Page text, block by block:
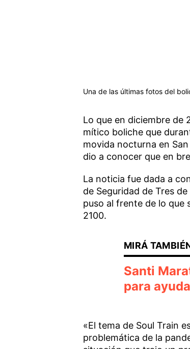
Una de las últimas fotos del
Lo que en diciembre de
mítico boliche que
movida nocturna en
dio a conocer que en
La noticia fue dada a
de Seguridad de Tres
puso al frente de lo que
2100.
Santi
para
«El tema de Soul Train
problemática de la